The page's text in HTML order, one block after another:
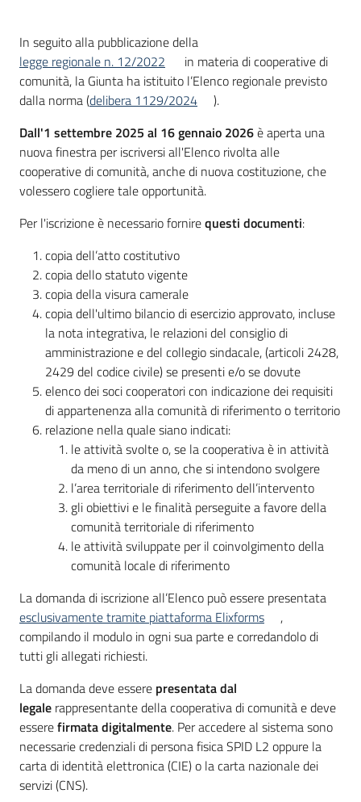
Seguici
su
Descrizione
In seguito alla pubblicazione della
legge regionale n. 12/2022
in materia di cooperative di
comunità, la Giunta ha istituito l’Elenco regionale previsto
dalla norma (delibera 1129/2024
).
Dall'1 settembre 2025 al 16 gennaio 2026è aperta una
nuova finestra per iscriversi all'Elenco rivolta alle
cooperative di comunità, anche di nuova costituzione, che
volessero cogliere tale opportunità.
Per l'iscrizione è necessario fornirequesti documenti:
copia dell’atto costitutivo
copia dello statuto vigente
copia della visura camerale
copia dell'ultimo bilancio di esercizio approvato, incluse
la nota integrativa, le relazioni del consiglio di
amministrazione e del collegio sindacale, (articoli 2428,
2429 del codice civile) se presenti e/o se dovute
elenco dei soci cooperatori con indicazione dei requisiti
di appartenenza alla comunità di riferimento o territorio
relazione nella quale siano indicati:
le attività svolte o, se la cooperativa è in attività
da meno di un anno, che si intendono svolgere
l’area territoriale di riferimento dell’intervento
gli obiettivi e le finalità perseguite a favore della
comunità territoriale di riferimento
le attività sviluppate per il coinvolgimento della
comunità locale di riferimento
La domanda di iscrizione all’Elenco può essere presentata
esclusivamente tramite piattaforma Elixforms
,
compilando il modulo in ogni sua parte e corredandolo di
tutti gli allegati richiesti.
La domanda deve essere presentata dal
legale rappresentante della cooperativa di comunità e deve
esserefirmata digitalmente. Per accedere al sistema sono
necessarie credenziali di persona fisica SPID L2 oppure la
carta di identità elettronica (CIE) o la carta nazionale dei
servizi (CNS).